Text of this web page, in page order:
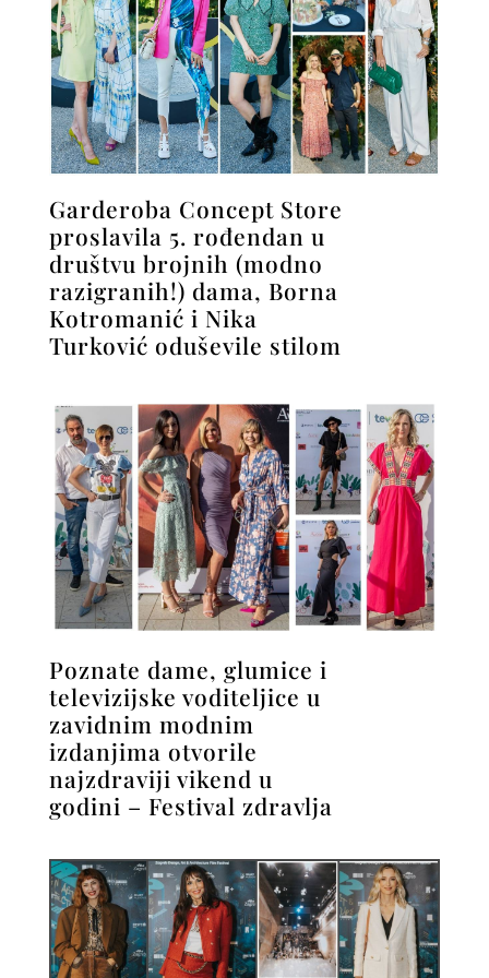
Garderoba Concept Store
proslavila 5. rođendan u
društvu brojnih (modno
razigranih!) dama, Borna
Kotromanić i Nika
Turković oduševile stilom
Poznate dame, glumice i
televizijske voditeljice u
zavidnim modnim
izdanjima otvorile
najzdraviji vikend u
godini – Festival zdravlja